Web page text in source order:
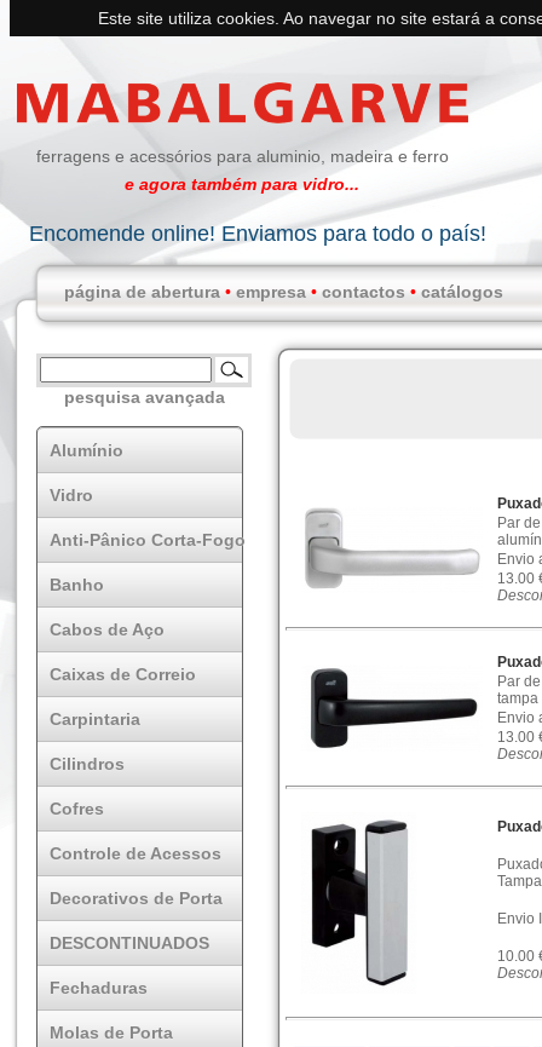
Este site utiliza cookies. Ao navegar no site estará a
ferragens e acessórios para aluminio, madeira e ferro
e agora também para vidro...
Encomende online! Enviamos para todo o país!
página de abertura • empresa • contactos • catálogos
pesquisa avançada
Alumínio
Vidro
Anti-Pânico Corta-Fogo
Banho
Cabos de Aço
Caixas de Correio
Carpintaria
Cilindros
Cofres
Controle de Acessos
Decorativos de Porta
DESCONTINUADOS
Fechaduras
Molas de Porta
Par
Envio
13.00
Par
tampa
Envio
13.00
Envio
10.00